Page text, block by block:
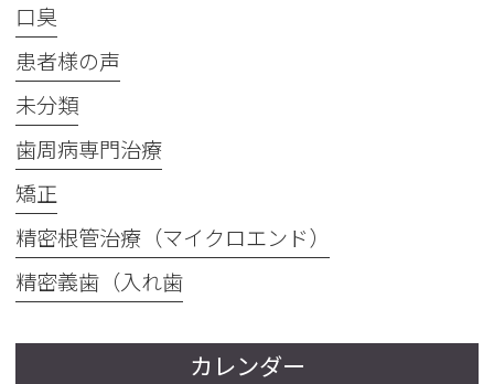
口臭
患者様の声
未分類
歯周病専門治療
矯正
精密根管治療（マイクロエンド）
精密義歯（入れ歯
カレンダー